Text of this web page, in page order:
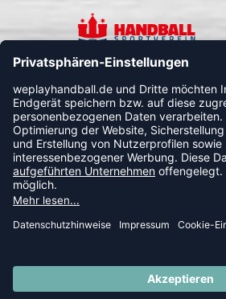
FOLLOW US